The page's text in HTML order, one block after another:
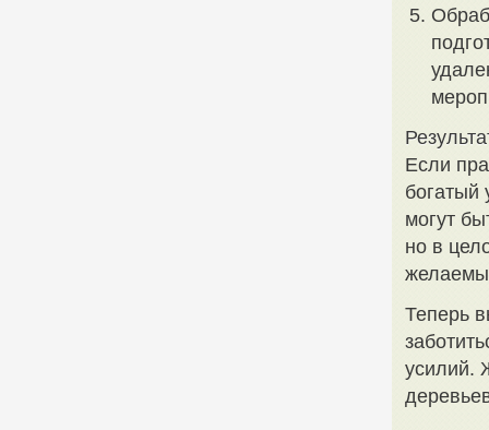
Если
богатый
могут
но в
Теперь
усилий.